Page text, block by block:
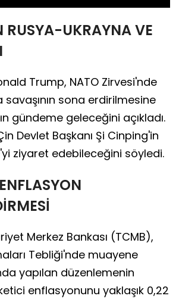
RUSYA-UKRAYNA VE
Trump, NATO Zirvesi'nde
sona erdirilmesine
gündeme geleceğini açıkladı.
Devlet Başkanı Şi Cinping'in
ziyaret edebileceğini söyledi.
Merkez Bankası (TCMB),
Tebliği'nde muayene
yapılan düzenlemenin
enflasyonunu yaklaşık 0,22